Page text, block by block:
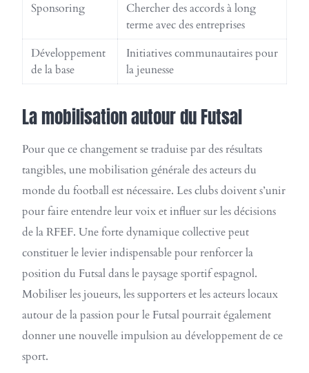
Sponsoring
Chercher des accords à long
terme avec des entreprises
Développement
de la base
Initiatives communautaires pour
la jeunesse
La mobilisation autour du Futsal
Pour que ce changement se traduise par des résultats
tangibles, une mobilisation générale des acteurs du
monde du football est nécessaire. Les clubs doivent s’unir
pour faire entendre leur voix et influer sur les décisions
de la RFEF. Une forte dynamique collective peut
constituer le levier indispensable pour renforcer la
position du Futsal dans le paysage sportif espagnol.
Mobiliser les joueurs, les supporters et les acteurs locaux
autour de la passion pour le Futsal pourrait également
donner une nouvelle impulsion au développement de ce
sport.